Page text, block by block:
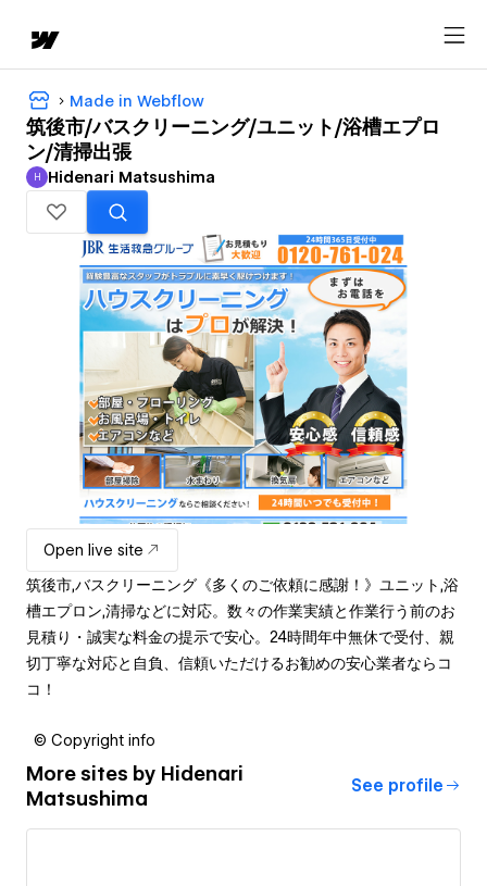
Made in Webflow
筑後市/バスクリーニング/ユニット/浴槽エプロ
ン/清掃出張
Hidenari Matsushima
H Hidenari Matsushima
Open live site
筑後市,バスクリーニング《多くのご依頼に感謝！》ユニット,浴
槽エプロン,清掃などに対応。数々の作業実績と作業行う前のお
見積り・誠実な料金の提示で安心。24時間年中無休で受付、親
切丁寧な対応と自負、信頼いただけるお勧めの安心業者ならコ
コ！
© Copyright info
More sites by Hidenari
Matsushima
See profile